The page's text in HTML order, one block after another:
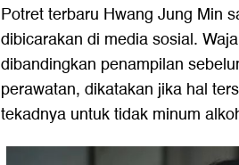
Potret terbaru Hwang Jung Min
dibicarakan di media sosial.
dibandingkan penampilan
perawatan, dikatakan jika hal
tekadnya untuk tidak minum